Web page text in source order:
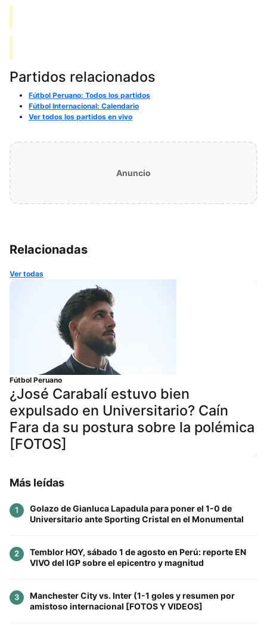
Partidos relacionados
Fútbol Peruano: Todos los partidos
Fútbol Internacional: Calendario
Ver todos los partidos en vivo
Anuncio
Relacionadas
Ver todas
Fútbol Peruano
¿José Carabalí estuvo bien
expulsado en Universitario? Caín
Fara da su postura sobre la polémica
[FOTOS]
Más leídas
1
Golazo de Gianluca Lapadula para poner el 1-0 de
Universitario ante Sporting Cristal en el Monumental
2
Temblor HOY, sábado 1 de agosto en Perú: reporte EN
VIVO del IGP sobre el epicentro y magnitud
3
Manchester City vs. Inter (1-1 goles y resumen por
amistoso internacional [FOTOS Y VIDEOS]